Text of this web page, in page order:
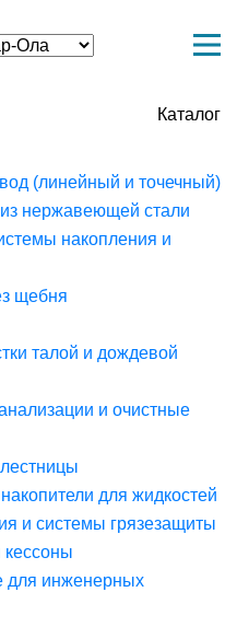
Каталог
(линейный и точечный)
нержавеющей стали
накопления и
щебня
талой и дождевой
и очистные
для жидкостей
и системы грязезащиты
кессоны
для инженерных